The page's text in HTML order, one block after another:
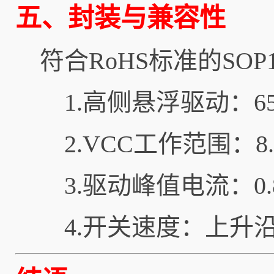
五、封装与兼容性
符合RoHS标准的
1.高侧悬浮驱动：
2.VCC工作范围：
3.驱动峰值电流：
4.开关速度：上升